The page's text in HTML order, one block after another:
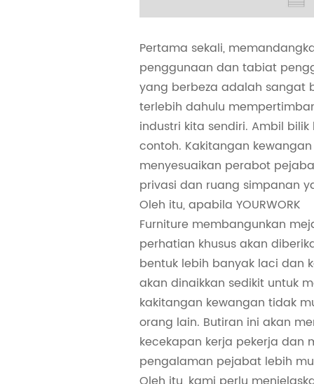
Pertama sekali,
penggunaan dan tabiat
yang berbeza adalah sangat
terlebih dahulu
industri kita sendiri. Ambil
contoh. Kakitangan
menyesuaikan perabot
privasi dan ruang simpanan
Oleh itu, apabila YOURWORK
Furniture membangunkan
perhatian khusus akan
bentuk lebih banyak laci dan
akan dinaikkan sedikit untuk
kakitangan kewangan tidak
orang lain. Butiran ini akan
kecekapan kerja pekerja dan
pengalaman pejabat lebih